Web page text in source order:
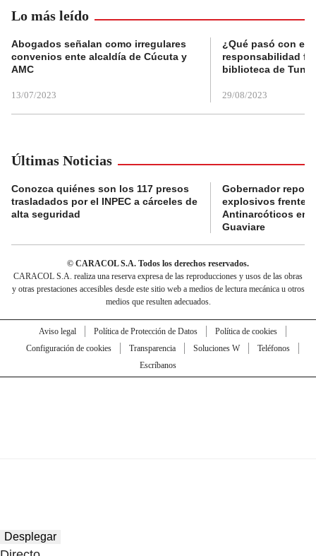
Lo más leído
Abogados señalan como irregulares
convenios ente alcaldía de Cúcuta y
AMC
13/07/2023
¿Qué pasó con el
responsabilidad
biblioteca de
29/08/2023
Últimas Noticias
Conozca quiénes son los 117 presos
trasladados por el INPEC a cárceles de
alta seguridad
Gobernador
explosivos frente a
Antinarcóticos en
Guaviare
© CARACOL S.A. Todos los derechos reservados.
CARACOL S.A. realiza una reserva expresa de las reproducciones y usos de las obras
y otras prestaciones accesibles desde este sitio web a medios de lectura mecánica u otros
medios que resulten adecuados.
Aviso legal Política de Protección de Datos
Política de cookies
Configuración de cookies
Transparencia Soluciones W
Teléfonos
Escríbanos
Desplegar